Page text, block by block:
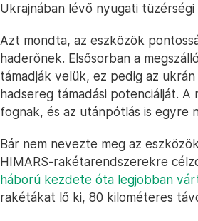
Ukrajnában lévő nyugati
Azt mondta, az eszközök
haderőnek. Elsősorban a
támadják velük, ez pedig az
hadsereg támadási potenciálját.
fognak, és az utánpótlás is egyre
Bár nem nevezte meg az
HIMARS-rakétarendszerekre
háború kezdete óta legjobban
rakétákat lő ki, 80 kilométeres